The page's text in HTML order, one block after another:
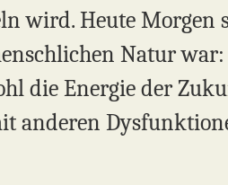
wird. Heute Morgen
Natur
die Energie der
anderen